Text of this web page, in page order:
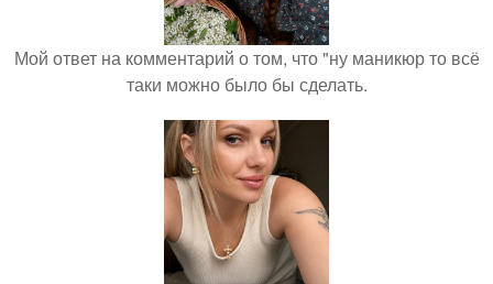
Мой ответ на комментарий о том, что "ну маникюр то всё
таки можно было бы сделать.